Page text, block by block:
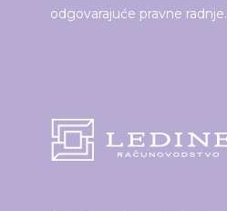
odgovarajuće pravne radnje.